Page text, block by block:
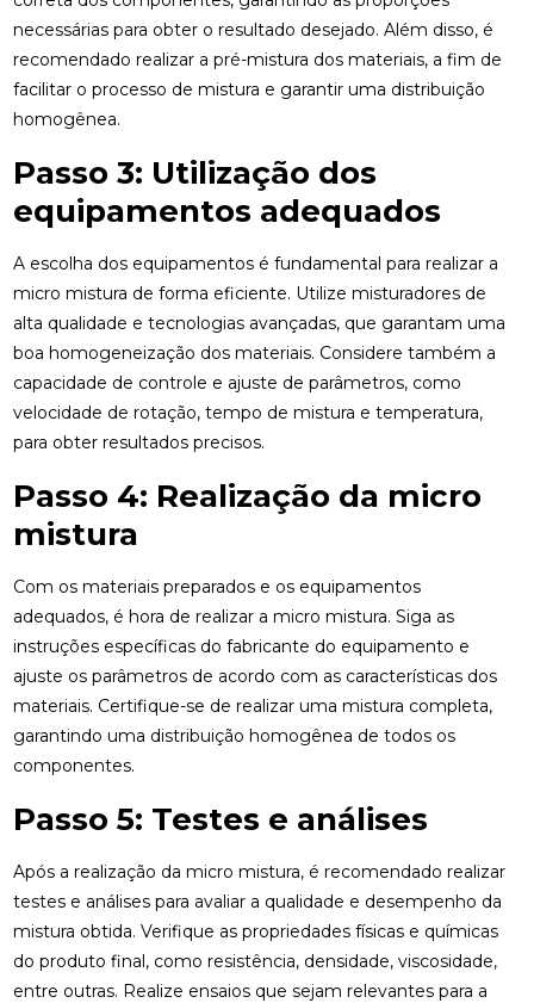
necessárias para obter o resultado desejado. Além disso, é
recomendado realizar a pré-mistura dos materiais, a fim de
facilitar o processo de mistura e garantir uma distribuição
homogênea.
Passo 3: Utilização dos
equipamentos adequados
A escolha dos equipamentos é fundamental para realizar a
micro mistura de forma eficiente. Utilize misturadores de
alta qualidade e tecnologias avançadas, que garantam uma
boa homogeneização dos materiais. Considere também a
capacidade de controle e ajuste de parâmetros, como
velocidade de rotação, tempo de mistura e temperatura,
para obter resultados precisos.
Passo 4: Realização da micro
mistura
Com os materiais preparados e os equipamentos
adequados, é hora de realizar a micro mistura. Siga as
instruções específicas do fabricante do equipamento e
ajuste os parâmetros de acordo com as características dos
materiais. Certifique-se de realizar uma mistura completa,
garantindo uma distribuição homogênea de todos os
componentes.
Passo 5: Testes e análises
Após a realização da micro mistura, é recomendado realizar
testes e análises para avaliar a qualidade e desempenho da
mistura obtida. Verifique as propriedades físicas e químicas
do produto final, como resistência, densidade, viscosidade,
entre outras. Realize ensaios que sejam relevantes para a